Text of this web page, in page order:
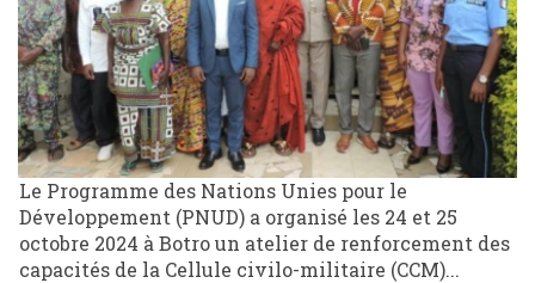
Le Programme des Nations Unies pour le
Développement (PNUD) a organisé les 24 et 25
octobre 2024 à Botro un atelier de renforcement des
capacités de la Cellule civilo-militaire (CCM)...